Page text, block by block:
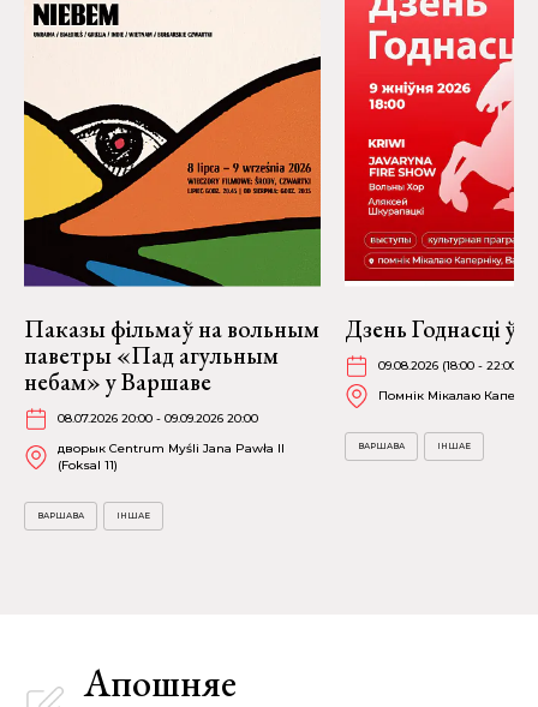
Паказы фільмаў на вольным
паветры «Пад агульным
небам» у Варшаве
08.07.2026 20:00 - 09.09.2026 20:00
дворык Centrum Myśli Jana Pawła II
(Foksal 11)
ВАРШАВА ІНШАЕ
Дзень Годнасці ў
09.08.2026 (18:00 - 22:00)
Помнік Мікалаю
ВАРШАВА ІНШАЕ
Апошняе